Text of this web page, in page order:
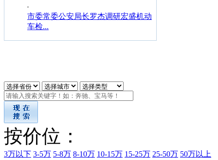
市委常委公安局长罗杰调研宏盛机动
车检...
按价位：
3万以下 3-5万 5-8万 8-10万 10-15万 15-25万 25-50万 50万以上